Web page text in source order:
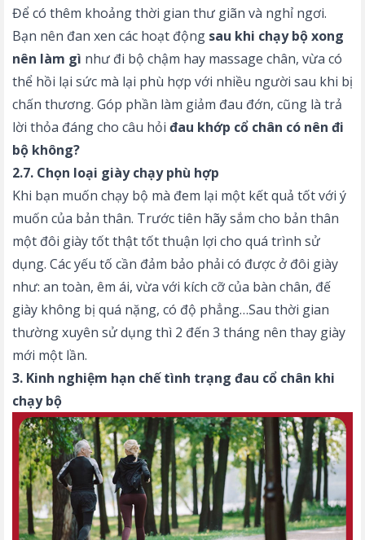
Để có thêm khoảng thời gian thư giãn và nghỉ ngơi.
Bạn nên đan xen các hoạt động sau khi chạy bộ xong
nên làm gì như đi bộ chậm hay massage chân, vừa có
thể hồi lại sức mà lại phù hợp với nhiều người sau khi bị
chấn thương. Góp phần làm giảm đau đớn, cũng là trả
lời thỏa đáng cho câu hỏi đau khớp cổ chân có nên đi
bộ không?
2.7. Chọn loại giày chạy phù hợp
Khi bạn muốn chạy bộ mà đem lại một kết quả tốt với ý
muốn của bản thân. Trước tiên hãy sắm cho bản thân
một đôi giày tốt thật tốt thuận lợi cho quá trình sử
dụng. Các yếu tố cần đảm bảo phải có được ở đôi giày
như: an toàn, êm ái, vừa với kích cỡ của bàn chân, đế
giày không bị quá nặng, có độ phẳng…Sau thời gian
thường xuyên sử dụng thì 2 đến 3 tháng nên thay giày
mới một lần.
3. Kinh nghiệm hạn chế tình trạng đau cổ chân khi
chạy bộ